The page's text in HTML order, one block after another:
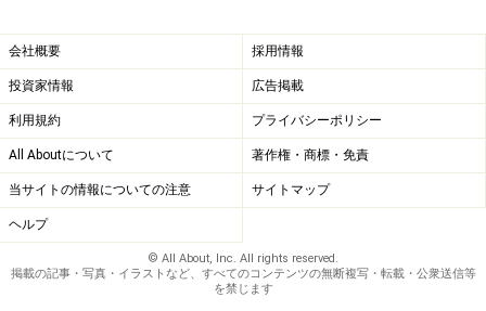
す。全人代も含め、各クラスの人民代表大会の代表の任
期は５年となっています。
最高機関のなかの最高機関、全人代常務委
員会
もっとも全人代は年１回、２週間程度しか開催されませ
ん。そのかわり全人代によって選ばれた委員からなる常
務委員会が常設され、閉会中は常務委員会が全人代に代
会社概要 採用情報
投資家情報 広告掲載
利用規約 プライバシーポリシー
All Aboutについて 著作権・商標・免責
当サイトの情報についての注意 サイトマップ
ヘルプ
© All About, Inc. All rights reserved.
掲載の記事・写真・イラストなど、すべてのコンテンツの無断複写・転載・公衆送信等
を禁じます